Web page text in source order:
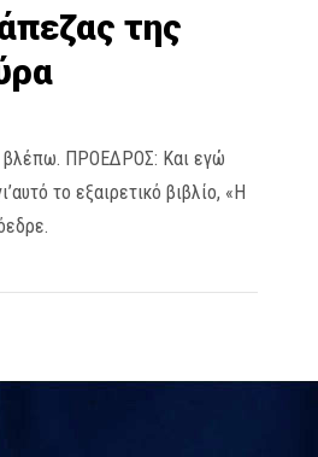
της
βλέπω. ΠΡΟΕΔΡΟΣ: Και εγώ
το εξαιρετικό βιβλίο, «Η